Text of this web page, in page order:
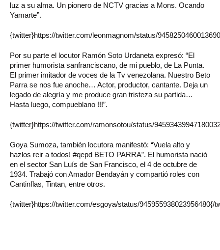
luz a su alma. Un pionero de NCTV gracias a Mons. Ocando
Yamarte”.
{twitter}https://twitter.com/leonmagnom/status/
Por su parte el locutor Ramón Soto Urdaneta expresó: “El
primer humorista sanfranciscano, de mi pueblo, de La Punta.
El primer imitador de voces de la Tv venezolana. Nuestro Beto
Parra se nos fue anoche… Actor, productor, cantante. Deja un
legado de alegría y me produce gran tristeza su partida…
Hasta luego, compueblano !!!”.
{twitter}https://twitter.com/ramonsotou/status/
Goya Sumoza, también locutora manifestó: “Vuela alto y
hazlos reir a todos! #qepd BETO PARRA”. El humorista nació
en el sector San Luís de San Francisco, el 4 de octubre de
1934. Trabajó con Amador Bendayán y compartió roles con
Cantinflas, Tintan, entre otros.
{twitter}https://twitter.com/esgoya/status/945955938023956480{/